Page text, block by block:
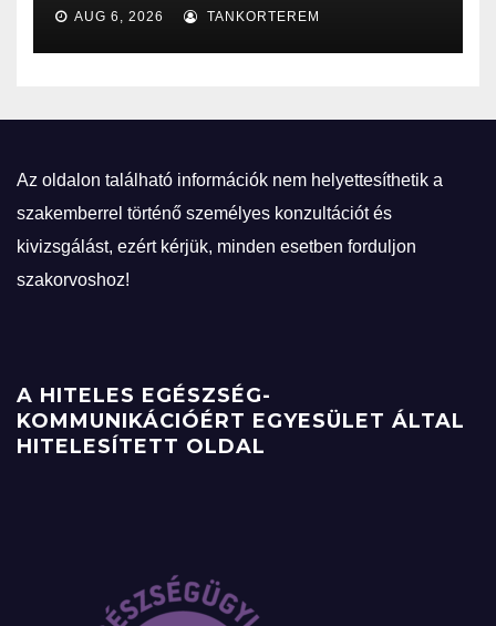
AUG 6, 2026 TANKORTEREM
Az oldalon található információk nem helyettesíthetik a
szakemberrel történő személyes konzultációt és
kivizsgálást, ezért kérjük, minden esetben forduljon
szakorvoshoz!
A HITELES EGÉSZSÉG-
KOMMUNIKÁCIÓÉRT EGYESÜLET ÁLTAL
HITELESÍTETT OLDAL